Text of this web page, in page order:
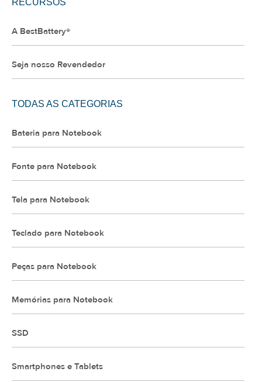
RECURSOS
A BestBattery®
Seja nosso Revendedor
TODAS AS CATEGORIAS
Bateria para Notebook
Fonte para Notebook
Tela para Notebook
Teclado para Notebook
Peças para Notebook
Memórias para Notebook
SSD
Smartphones e Tablets